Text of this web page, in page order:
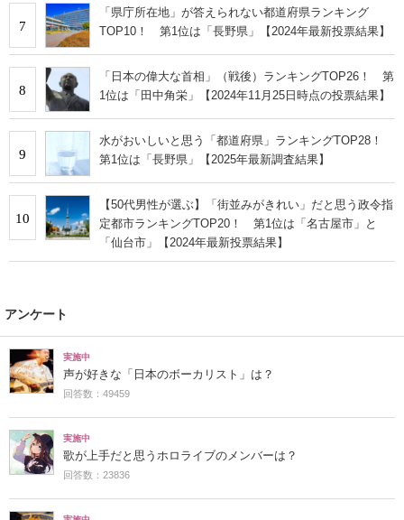
7
「県庁所在地」が答えられない都道府県ランキング
TOP10！ 第1位は「長野県」【2024年最新投票結果】
8
「日本の偉大な首相」（戦後）ランキングTOP26！ 第
1位は「田中角栄」【2024年11月25日時点の投票結果】
9
水がおいしいと思う「都道府県」ランキングTOP28！
第1位は「長野県」【2025年最新調査結果】
10
【50代男性が選ぶ】「街並みがきれい」だと思う政令指
定都市ランキングTOP20！ 第1位は「名古屋市」と
「仙台市」【2024年最新投票結果】
アンケート
実施中
声が好きな「日本のボーカリスト」は？
回答数：49459
実施中
歌が上手だと思うホロライブのメンバーは？
回答数：23836